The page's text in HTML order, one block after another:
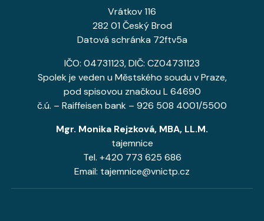
Vrátkov 116
282 01 Český Brod
Datová schránka 72ftv5a
IČO: 04731123, DIČ: CZ04731123
Spolek je veden u Městského soudu v Praze,
pod spisovou značkou L 64690
č.ú. – Raiffeisen bank – 926 508 4001/5500
Mgr. Monika Rejzková, MBA, LL.M.
tajemnice
Tel. +420 773 625 686
Email: tajemnice@vnictp.cz